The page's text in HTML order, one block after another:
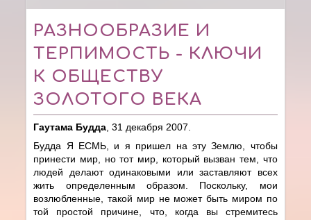
РАЗНООБРАЗИЕ И
ТЕРПИМОСТЬ - КЛЮЧИ
К ОБЩЕСТВУ
ЗОЛОТОГО ВЕКА
Гаутама Будда , 31 декабря 2007.
Будда Я ЕСМЬ, и я пришел на эту Землю, чтобы
принести мир, но тот мир, который вызван тем, что
людей делают одинаковыми или заставляют всех
жить определенным образом. Поскольку, мои
возлюбленные, такой мир не может быть миром по
той простой причине, что, когда вы стремитесь